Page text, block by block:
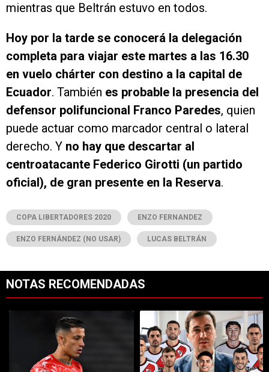
mientras que Beltrán estuvo en todos.
Hoy por la tarde se conocerá la delegación
completa para viajar este martes a las 16.30
en vuelo chárter con destino a la capital de
Ecuador. También es probable la presencia del
defensor polifuncional Franco Paredes, quien
puede actuar como marcador central o lateral
derecho. Y no hay que descartar al
centroatacante Federico Girotti (un partido
oficial), de gran presente en la Reserva.
COPA LIBERTADORES 2020 ENZO FERNANDEZ
ENZO FERNÁNDEZ (NO USAR) LUCAS BELTRÁN
NOTAS RECOMENDADAS
Un artículo de tendencia con el título "Kevin Castaño se va de
Un artículo de tendencia con el